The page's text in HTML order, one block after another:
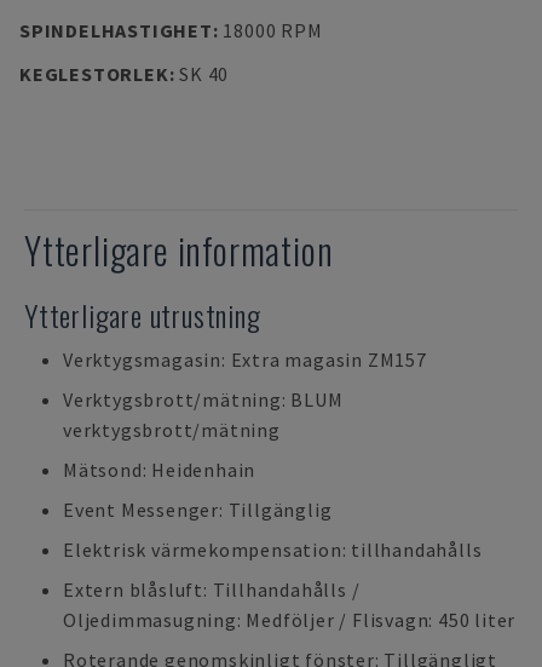
SPINDELHASTIGHET: 18000 RPM
KEGLESTORLEK:SK 40
Ytterligare information
Ytterligare utrustning
Verktygsmagasin: Extra magasin ZM157
Verktygsbrott/mätning: BLUM
verktygsbrott/mätning
Mätsond: Heidenhain
Event Messenger: Tillgänglig
Elektrisk värmekompensation: tillhandahålls
Extern blåsluft: Tillhandahålls /
Oljedimmasugning: Medföljer / Flisvagn: 450 liter
Roterande genomskinligt fönster: Tillgängligt